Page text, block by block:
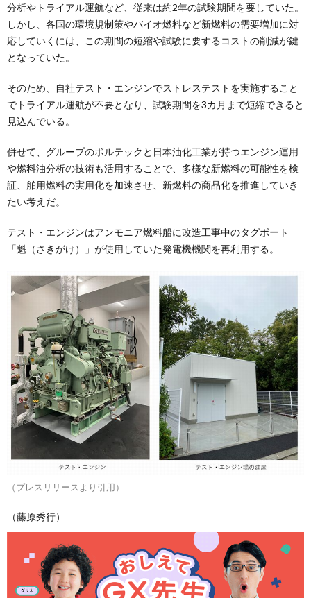
分析やトライアル運航など、従来は約2年の試験期間を要していた。
しかし、各国の環境規制策やバイオ燃料など新燃料の需要増加に対
応していくには、この期間の短縮や試験に要するコストの削減が鍵
となっていた。
そのため、自社テスト・エンジンでストレステストを実施すること
でトライアル運航が不要となり、試験期間を3カ月まで短縮できると
見込んでいる。
併せて、グループのボルテックと日本油化工業が持つエンジン運用
や燃料油分析の技術も活用することで、多様な新燃料の可能性を検
証、舶用燃料の実用化を加速させ、新燃料の商品化を推進していき
たい考えだ。
テスト・エンジンはアンモニア燃料船に改造工事中のタグボート
「魁（さきがけ）」が使用していた発電機機関を再利用する。
（プレスリリースより引用）
（藤原秀行）